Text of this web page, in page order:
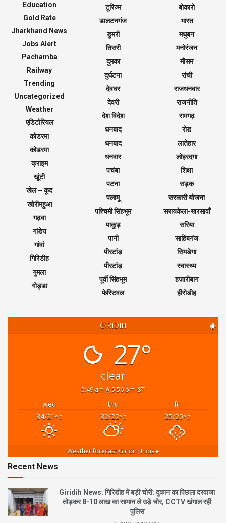
Education
Gold Rate
Jharkhand News
Jobs Alert
Pachamba
Railway
Trending
Uncategorized
Weather
एडिटोरियल
कोडरमा
कोडरमा
क्राइम
खूंटी
खेल – कूद
खोरीमहुआ
गढ़वा
गांडेय
गांवां
गिरिडीह
गुमला
गोड्डा
टूरिज्म
डालटनगंज
डुमरी
तिसरी
दुमका
दुर्घटना
देवघर
देवरी
देश विदेश
धनबाद
धनबाद
धनवार
पचंबा
पटना
पलामू
पश्चिमी सिंहभूम
पाकुड़
पानी
पीरटांड़
पीरटांड़
पूर्वी सिंहभूम
फेस्टिवल
बोकारो
भारत
मधुबन
मनोरंजन
मौसम
रांची
राजधनवार
राजनीति
रामगढ़
रोड
लातेहार
लोहरदगा
शिक्षा
सड़क
सरकारी योजना
सरायकेला-खरसावाँ
सरिया
साहिबगंज
सिमडेगा
स्वास्थ्य
हज़ारीबाग
हीरोडीह
GIRIDIH ◉
27°
clear
5:49 am 5:56 pm IST
wed thu
fri
34/21 °C 32/22°C 25/20°C
Weather forecast Giridih, India ▸
Recent News
Giridih News: गिरिडीह में बड़ी चोरी: दुकान का पिछला दरवाजा
तोड़कर 8-10 लाख का सामान ले उड़े चोर, CCTV खंगाल रही
पुलिस